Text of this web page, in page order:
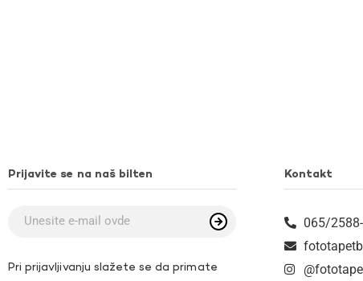
Prijavite se na naš bilten
Pri prijavljivanju slažete se da primate
Kontakt
065/